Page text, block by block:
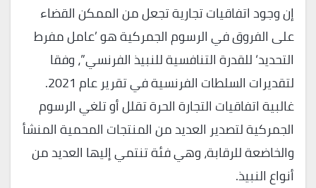
إن وجود اتفاقيات تجارية تجعل من الممكن القضاء
على الفروق في الرسوم الجمركية هو ’عامل مفرط
التحديد‘ للقدرة التنافسية للنبيذ الفرنسي”، وفقا
لتقديرات السلطات الفرنسية في تقرير عام 2021.
غالبية اتفاقيات التجارة الحرة تقلل أو تلغي الرسوم
الجمركية لتصدير العديد من المنتجات المحمية المنشأ
والخاضعة للرقابة، وهي فئة تنتمي إليها العديد من
أنواع النبيذ.